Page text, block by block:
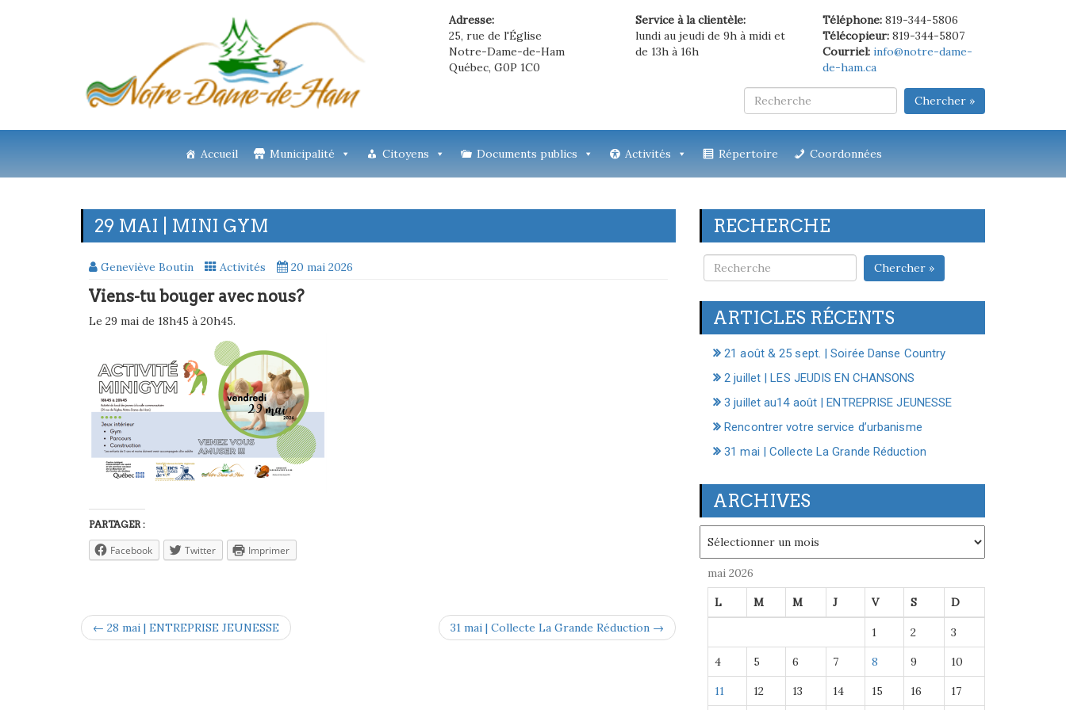
Adresse:
25, rue de l'Église
Notre-Dame-de-Ham
Québec, G0P 1C0
Service à la clientèle:
lundi au jeudi de 9h à midi et
de 13h à 16h
Téléphone:819-344-5806
Télécopieur:819-344-5807
Courriel: info@notre-dame-
de-ham.ca
Chercher »
Accueil Municipalité Citoyens Documents publics Activités Répertoire Coordonnées
29 MAI | MINI GYM
Geneviève Boutin Activités 20 mai 2026
Viens-tu bouger avec nous?
Le 29 mai de 18h45 à 20h45.
PARTAGER :
Facebook Twitter Imprimer
← 28 mai | ENTREPRISE JEUNESSE 31 mai | Collecte La Grande Réduction →
RECHERCHE
Chercher »
ARTICLES RÉCENTS
21 août & 25 sept. | Soirée Danse Country
2 juillet | LES JEUDIS EN CHANSONS
3 juillet au14 août | ENTREPRISE JEUNESSE
Rencontrer votre service d’urbanisme
31 mai | Collecte La Grande Réduction
ARCHIVES
mai 2026
L M M J V S D
1 2 3
4 5 6 7 8 9 10
11 12 13 14 15 16 17